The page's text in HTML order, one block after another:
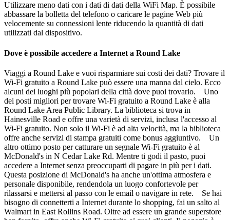
Utilizzare meno dati con i dati di dati della WiFi Map. È possibile
abbassare la bolletta del telefono o caricare le pagine Web più
velocemente su connessioni lente riducendo la quantità di dati
utilizzati dal dispositivo.
Dove è possibile accedere a Internet a Round Lake
Viaggi a Round Lake e vuoi risparmiare sui costi dei dati? Trovare il
Wi-Fi gratuito a Round Lake può essere una manna dal cielo. Ecco
alcuni dei luoghi più popolari della città dove puoi trovarlo. Uno
dei posti migliori per trovare Wi-Fi gratuito a Round Lake è alla
Round Lake Area Public Library. La biblioteca si trova in
Hainesville Road e offre una varietà di servizi, inclusa l'accesso al
Wi-Fi gratuito. Non solo il Wi-Fi è ad alta velocità, ma la biblioteca
offre anche servizi di stampa gratuiti come bonus aggiuntivo. Un
altro ottimo posto per catturare un segnale Wi-Fi gratuito è al
McDonald's in N Cedar Lake Rd. Mentre ti godi il pasto, puoi
accedere a Internet senza preoccuparti di pagare in più per i dati.
Questa posizione di McDonald's ha anche un'ottima atmosfera e
personale disponibile, rendendola un luogo confortevole per
rilassarsi e mettersi al passo con le email o navigare in rete. Se hai
bisogno di connetterti a Internet durante lo shopping, fai un salto al
Walmart in East Rollins Road. Oltre ad essere un grande superstore